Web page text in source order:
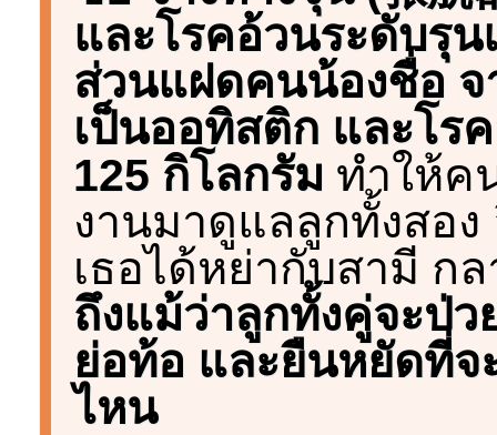
และโรคอ้วนระดับรุ
ส่วนแฝดคนน้องชื่อ จ
เป็นออทิสติก และโร
125 กิโลกรัม ทำให้ค
งานมาดูแลลูกทั้งสอ
เธอได้หย่ากับสามี ก
ถึงแม้ว่าลูกทั้งคู่จะป่ว
ย่อท้อ และยืนหยัดที่จ
ไหน